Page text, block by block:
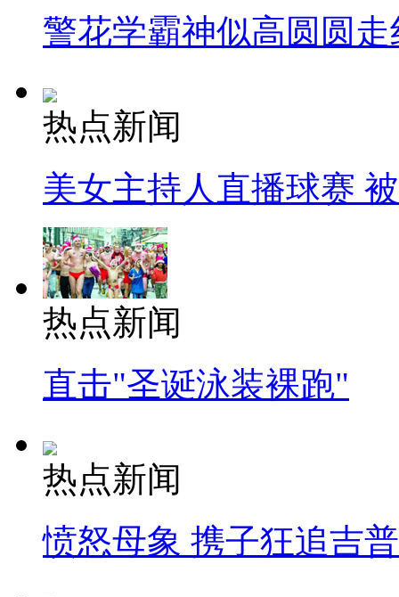
警花学霸神似高圆圆走
热点新闻
美女主持人直播球赛
热点新闻
直击"圣诞泳装裸跑"
热点新闻
愤怒母象 携子狂追吉